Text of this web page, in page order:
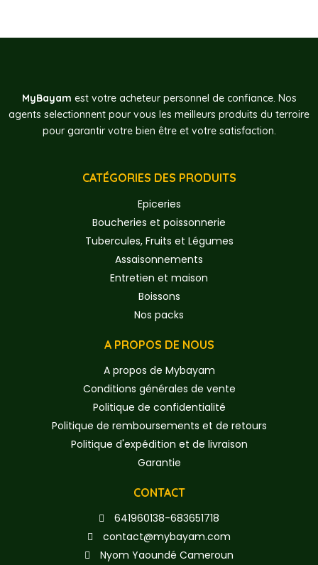
MyBayam est votre acheteur personnel de confiance. Nos
agents selectionnent pour vous les meilleurs produits du terroire
pour garantir votre bien être et votre satisfaction.
CATÉGORIES DES PRODUITS
Epiceries
Boucheries et poissonnerie
Tubercules, Fruits et Légumes
Assaisonnements
Entretien et maison
Boissons
Nos packs
A PROPOS DE NOUS
A propos de Mybayam
Conditions générales de vente
Politique de confidentialité
Politique de remboursements et de retours
Politique d'expédition et de livraison
Garantie
CONTACT
641960138-683651718
contact@mybayam.com
Nyom Yaoundé Cameroun